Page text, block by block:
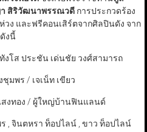
สิริวัฒนาพรรณวดีการประกวดร้อง
วง และฟรีคอนเสิร์ตจากศิลปินดัง จาก
งนี้
โส ประชัน เด่นชัย วงศ์สามารถ
มพร / เจเน็ท เขียว
งทอง / ผู้ใหญ่บ้านฟินแลนด์
, จินตหรา ท็อปไลน์ , ขาว ท็อปไลน์